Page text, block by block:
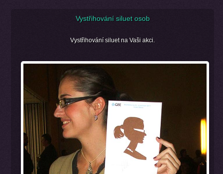
Vystřihování siluet osob
Vystřihování siluet na Vaši akci.